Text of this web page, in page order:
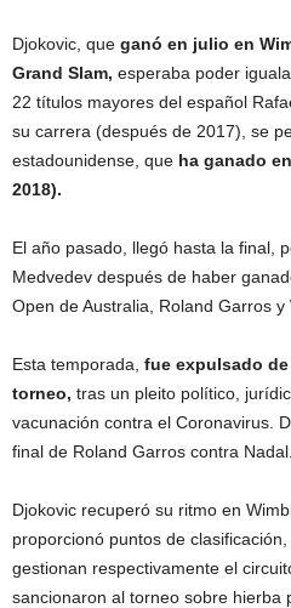
Djokovic, que ganó en julio en
Grand Slam, esperaba poder
22 títulos mayores del español
su carrera (después de 2017), se
estadounidense, que ha ganado
2018).
El año pasado, llegó hasta la final,
Medvedev después de haber
Open de Australia, Roland Garros y
Esta temporada, fue expulsado
torneo, tras un pleito político,
vacunación contra el Coronavirus.
final de Roland Garros contra Nadal.
Djokovic recuperó su ritmo en
proporcionó puntos de
gestionan respectivamente el
sancionaron al torneo sobre hierba